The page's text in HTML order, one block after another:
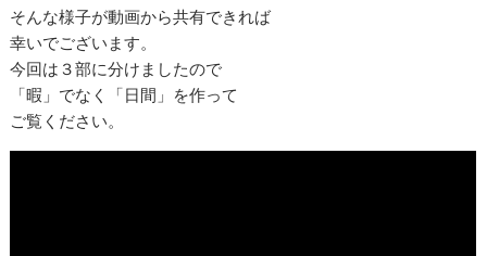
そんな様子が動画から共有できれば
幸いでございます。
今回は３部に分けましたので
「暇」でなく「日間」を作って
ご覧ください。